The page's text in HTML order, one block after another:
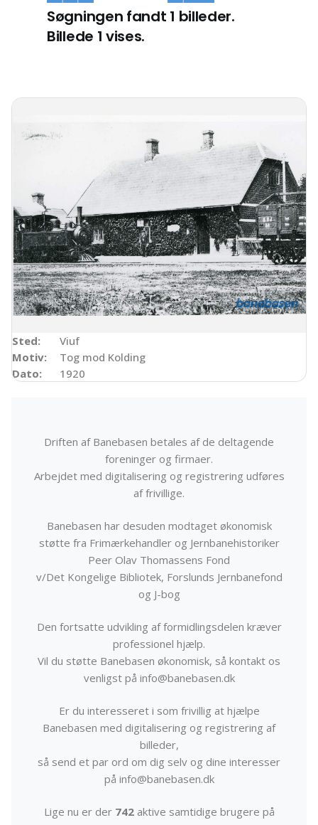
Søgningen fandt 1 billeder.
Billede 1 vises.
Sted:
Viuf
Motiv:
Tog mod Kolding
Dato:
1920
Driften af Banebasen betales af de deltagende
foreninger og firmaer.
Arbejdet med digitalisering og registrering udføres
af frivillige.
Banebasen har desuden modtaget økonomisk
støtte fra Frimærkehandler og Jernbanehistoriker
Peer Olav Thomassens Fond
v/Det Kongelige Bibliotek, Forslunds Jernbanefond
og J-bog
Den fortsatte udvikling af formidlingsdelen kræver
professionel hjælp.
Vil du støtte Banebasen økonomisk, så kontakt os
venligst på info@banebasen.dk
Er du interesseret i som frivillig at hjælpe
Banebasen med digitalisering og registrering af
billeder,
så send et par ord om dig selv og dine interesser
på info@banebasen.dk
Lige nu er der 742aktive samtidige brugere på